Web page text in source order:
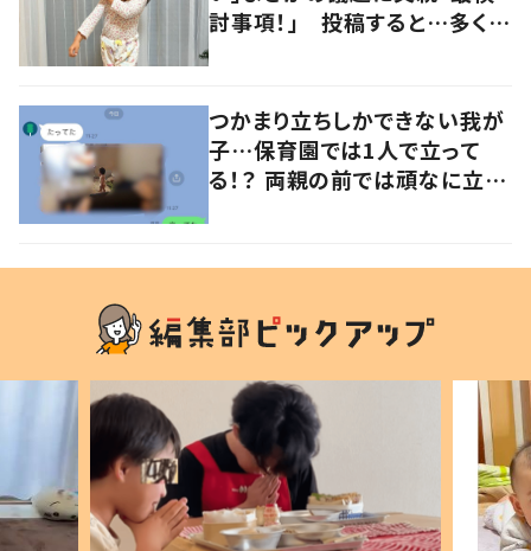
討事項！」 投稿すると…多くの
つかまり立ちしかできない我が
子…保育園では1人で立って
る！？ 両親の前では頑なに立た